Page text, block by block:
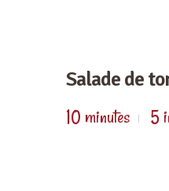
Salade de
10 minutes 5